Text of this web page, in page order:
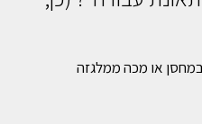
או מכה ממלגזה